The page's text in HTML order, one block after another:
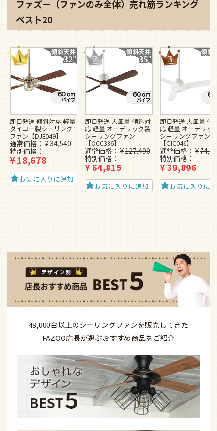
ファズー（ファンのみ全体）売れ筋ランキング
ベスト20
即日発送 傾斜対応 軽量
ダイコー製シーリング
ファン【DJE049】
通常価格 ¥34,540
特別価格
¥18,678
お気に入りに追加
即日発送 大風量 傾斜対
応 軽量 オーデリック製
シーリングファン
【OCC336】
通常価格 ¥127,490
特別価格
¥64,815
お気に入りに追加
即日発送 大風量 傾
応 軽量 オーデリッ
シーリングファン
【OIC046】
通常価格 ¥
特別価格
¥39,896
お気に入りに
49,000台以上のシーリングファンを販売してきた
FAZOO店長が選ぶおすすめ商品をご紹介